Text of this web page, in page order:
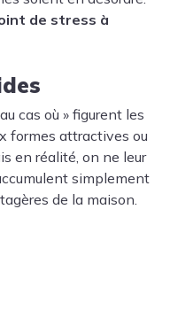
de stress à
cas où » figurent les
formes attractives ou
en réalité, on ne leur
simplement
de la maison.